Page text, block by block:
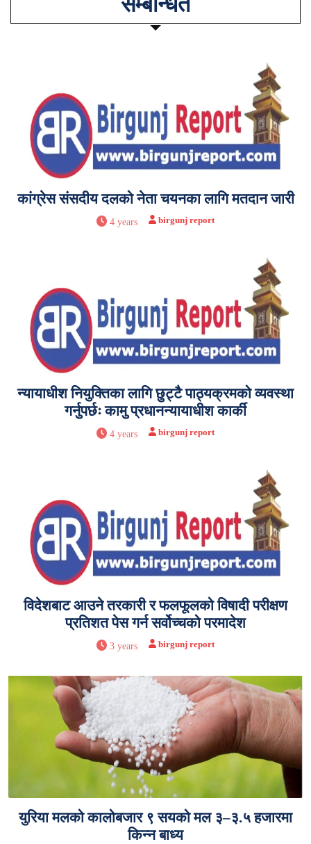
कांग्रेस संसदीय दलको नेता चयनका लागि मतदान जारी
4 years birgunj report
न्यायाधीश नियुक्तिका लागि छुट्टै पाठ्यक्रमको व्यवस्था
गर्नुपर्छः कामु प्रधानन्यायाधीश कार्की
4 years birgunj report
विदेशबाट आउने तरकारी र फलफूलको विषादी परीक्षण
प्रतिशत पेस गर्न सर्वोच्चको परमादेश
3 years birgunj report
युरिया मलको कालोबजार ९ सयको मल ३–३.५ हजारमा
किन्न बाध्य